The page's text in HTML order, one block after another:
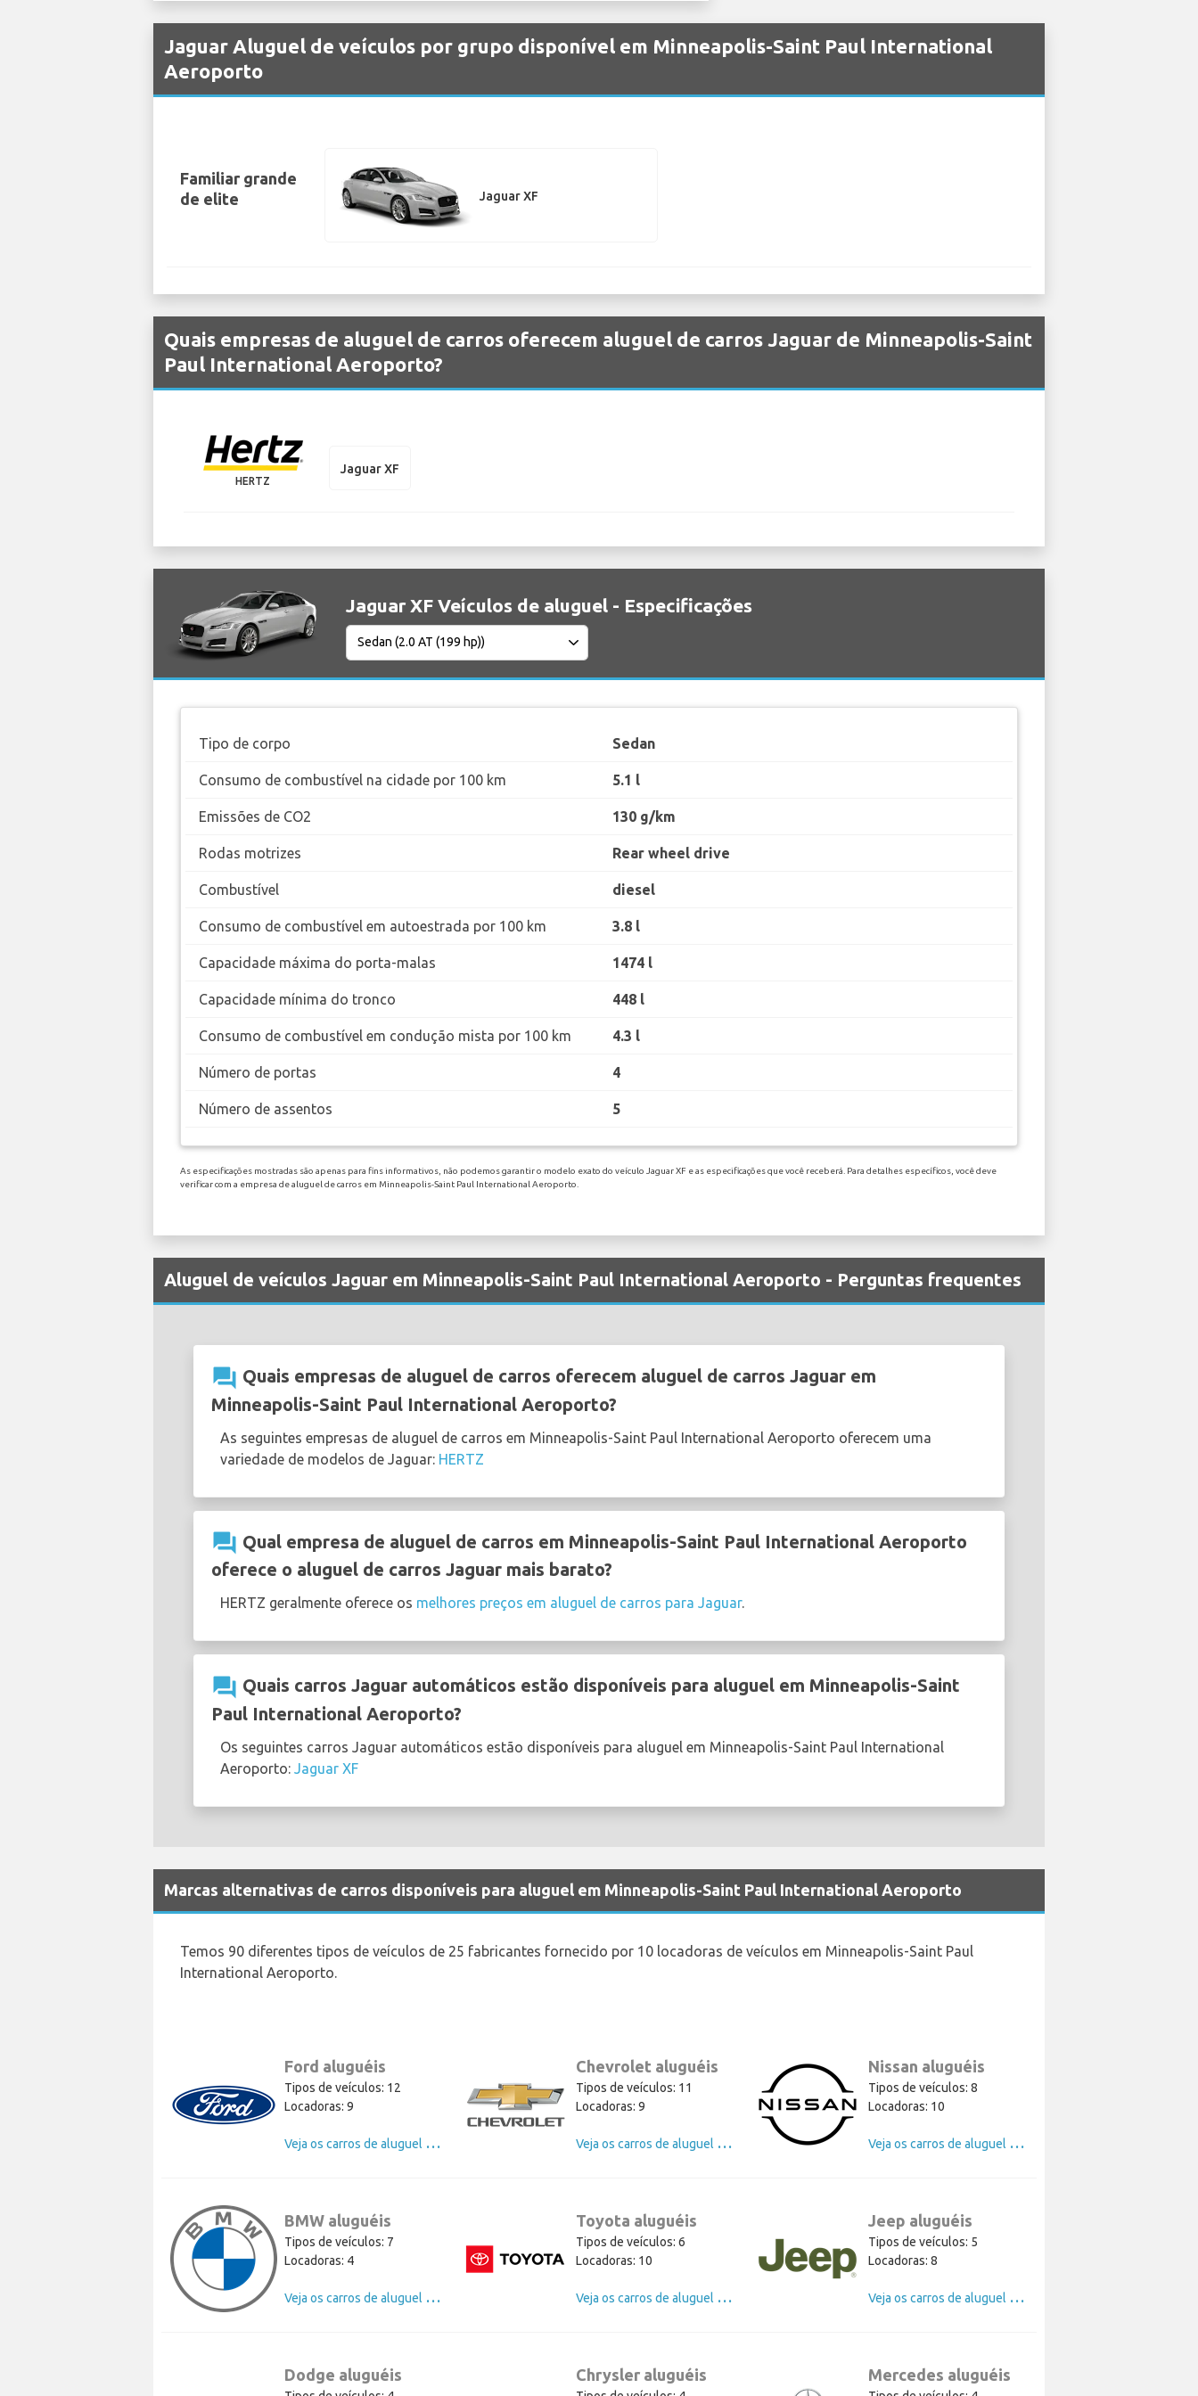
Jaguar Aluguel de veículos por grupo disponível em Minneapolis-Saint Paul International
Aeroporto
Familiar grande
de elite
Jaguar XF
Quais empresas de aluguel de carros oferecem aluguel de carros Jaguar de Minneapolis-Saint
Paul International Aeroporto?
HERTZ
Jaguar XF
Jaguar XF Veículos de aluguel - Especificações
Tipo de corpo Sedan
Consumo de combustível na cidade por 100 km 5.1 l
Emissões de CO2 130 g/km
Rodas motrizes Rear wheel drive
Combustível diesel
Consumo de combustível em autoestrada por 100 km 3.8 l
Capacidade máxima do porta-malas 1474 l
Capacidade mínima do tronco 448 l
Consumo de combustível em condução mista por 100 km 4.3 l
Número de portas 4
Número de assentos 5
As especificações mostradas são apenas para fins informativos, não podemos garantir o modelo exato do veículo Jaguar XF e as especificações que você receberá. Para detalhes específicos, você deve
verificar com a empresa de aluguel de carros em Minneapolis-Saint Paul International Aeroporto.
Aluguel de veículos Jaguar em Minneapolis-Saint Paul International Aeroporto - Perguntas frequentes
question_answer Quais empresas de aluguel de carros oferecem aluguel de carros Jaguar em
Minneapolis-Saint Paul International Aeroporto?
As seguintes empresas de aluguel de carros em Minneapolis-Saint Paul International Aeroporto oferecem uma
variedade de modelos de Jaguar: HERTZ
question_answer Qual empresa de aluguel de carros em Minneapolis-Saint Paul International Aeroporto
oferece o aluguel de carros Jaguar mais barato?
HERTZ geralmente oferece os melhores preços em aluguel de carros para Jaguar.
question_answer Quais carros Jaguar automáticos estão disponíveis para aluguel em Minneapolis-Saint
Paul International Aeroporto?
Os seguintes carros Jaguar automáticos estão disponíveis para aluguel em Minneapolis-Saint Paul International
Aeroporto: Jaguar XF
Marcas alternativas de carros disponíveis para aluguel em Minneapolis-Saint Paul International Aeroporto
Temos 90 diferentes tipos de veículos de 25 fabricantes fornecido por 10 locadoras de veículos em Minneapolis-Saint Paul
International Aeroporto.
Ford aluguéis
Tipos de veículos: 12
Locadoras: 9
V
eja os carros de aluguel de Ford
Chevrolet aluguéis
Tipos de veículos: 11
Locadoras: 9
V
eja os carros de aluguel de Chevrolet
Nissan aluguéis
Tipos de veículos: 8
Locadoras: 10
V
eja os carros de aluguel de Nissan
BMW aluguéis
Tipos de veículos: 7
Locadoras: 4
V
eja os carros de aluguel de BMW
Toyota aluguéis
Tipos de veículos: 6
Locadoras: 10
V
eja os carros de aluguel de Toyota
Jeep aluguéis
Tipos de veículos: 5
Locadoras: 8
V
eja os carros de aluguel de Jeep
Dodge aluguéis Chrysler aluguéis Mercedes aluguéis